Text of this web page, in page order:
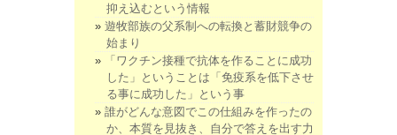
抑え込むという情報
遊牧部族の父系制への転換と蓄財競争の
始まり
「ワクチン接種で抗体を作ることに成功
した」ということは「免疫系を低下させ
る事に成功した」という事
誰がどんな意図でこの仕組みを作ったの
か、本質を見抜き、自分で答えを出す力